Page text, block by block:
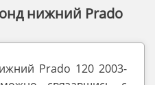
нижний Prado
Prado 120 2003-